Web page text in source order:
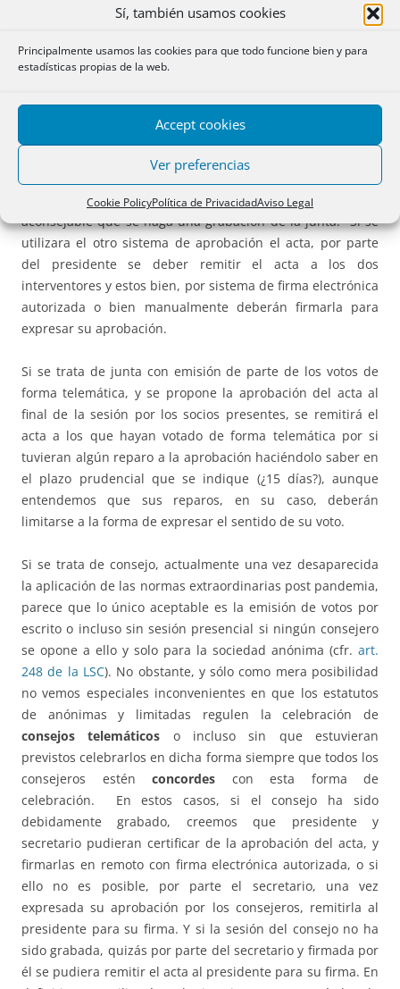
Sí, también usamos cookies
Principalmente usamos las cookies para que todo funcione bien y para
estadísticas propias de la web.
Accept cookies
Ver preferencias
Cookie PolicyPolítica de PrivacidadAviso Legal
Pues bien. En ambos casos, de emisión de votos
telemáticos o de celebración de junta exclusivamente
telemática, la aprobación del acta podrá ajustarse a
sesión y la junta es exclusivamente telemática se
propondrá la aprobación del acta preguntado, una vez
leída, si los socios están o no conformes con su redacción y
si lo están quedará el acta debidamente aprobada, siendo
aconsejable que se haga una grabación de la junta. Si se
utilizara el otro sistema de aprobación el acta, por parte
del presidente se deber remitir el acta a los dos
interventores y estos bien, por sistema de firma electrónica
autorizada o bien manualmente deberán firmarla para
expresar su aprobación.
Si se trata de junta con emisión de parte de los votos de
forma telemática, y se propone la aprobación del acta al
final de la sesión por los socios presentes, se remitirá el
acta a los que hayan votado de forma telemática por si
tuvieran algún reparo a la aprobación haciéndolo saber en
el plazo prudencial que se indique (¿15 días?), aunque
entendemos que sus reparos, en su caso, deberán
limitarse a la forma de expresar el sentido de su voto.
Si se trata de consejo, actualmente una vez desaparecida
la aplicación de las normas extraordinarias post pandemia,
parece que lo único aceptable es la emisión de votos por
escrito o incluso sin sesión presencial si ningún consejero
se opone a ello y solo para la sociedad anónima (cfr. art.
248 de la LSC). No obstante, y sólo como mera posibilidad
no vemos especiales inconvenientes en que los estatutos
de anónimas y limitadas regulen la celebración de
consejos telemáticos o incluso sin que estuvieran
previstos celebrarlos en dicha forma siempre que todos los
consejeros estén concordes con esta forma de
celebración. En estos casos, si el consejo ha sido
debidamente grabado, creemos que presidente y
secretario pudieran certificar de la aprobación del acta, y
firmarlas en remoto con firma electrónica autorizada, o si
ello no es posible, por parte el secretario, una vez
expresada su aprobación por los consejeros, remitirla al
presidente para su firma. Y si la sesión del consejo no ha
sido grabada, quizás por parte del secretario y firmada por
él se pudiera remitir el acta al presidente para su firma. En